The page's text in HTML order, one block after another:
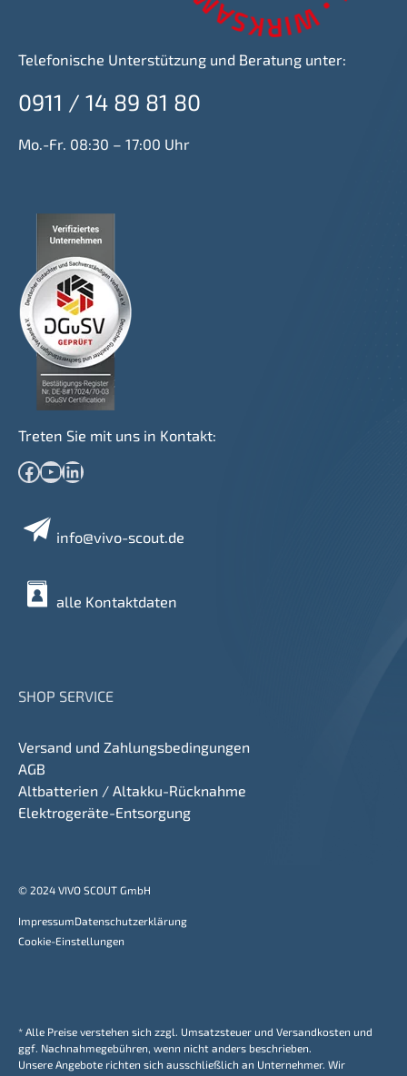
Telefonische Unterstützung und Beratung unter:
0911 / 14 89 81 80
Mo.-Fr. 08:30 – 17:00 Uhr
Treten Sie mit uns in Kontakt:
Facebook YouTube LinkedIn
info@vivo-scout.de
alle Kontaktdaten
SHOP SERVICE
Versand und Zahlungsbedingungen
AGB
Altbatterien / Altakku-Rücknahme
Elektrogeräte-Entsorgung
© 2024 VIVO SCOUT GmbH
ImpressumDatenschutzerklärung
Cookie-Einstellungen
* Alle Preise verstehen sich zzgl. Umsatzsteuer und Versandkosten und
ggf. Nachnahmegebühren, wenn nicht anders beschrieben.
Unsere Angebote richten sich ausschließlich an Unternehmer. Wir